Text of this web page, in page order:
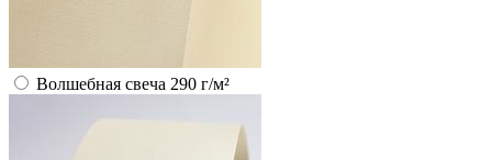
Волшебная свеча 290 г/м²